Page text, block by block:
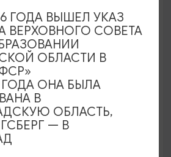
КУЛЬТУРЫ
в символах
ПН-ПТ в 12:00
янтаря
КАРТА
ГОДА ВЫШЕЛ УКАЗ
ВЕРХОВНОГО СОВЕТА
ОБЛАСТИ В
ГОДА ОНА БЫЛА
В
ОБЛАСТЬ,
— В